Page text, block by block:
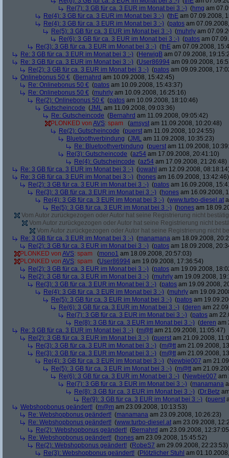
Re(7): 3 GB für ca. 3 EUR im Monat bei 3 :-) (hmg am
Re(4): 3 GB für ca. 3 EUR im Monat bei 3 :-) (thE am 07.09.2008,
Re(4): 3 GB für ca. 3 EUR im Monat bei 3 :-) (patos am
Re(5): 3 GB für ca. 3 EUR im Monat bei 3 :-) (muhrly am
Re(6): 3 GB für ca. 3 EUR im Monat bei 3 :-) (patos am
Re(3): 3 GB für ca. 3 EUR im Monat bei 3 :-) (thE am 07.09.2008,
Re: 3 GB für ca. 3 EUR im Monat bei 3 :-) (HerwigB am 07.09.2008,
Re: 3 GB für ca. 3 EUR im Monat bei 3 :-) (User86994 am 09.09.2008,
Re(2): 3 GB für ca. 3 EUR im Monat bei 3 :-) (patos am 09.09.2008,
Onlinebonus 50 € (Bernahrd am 10.09.2008, 15:42:45)
Re: Onlinebonus 50 € (patos am 10.09.2008, 15:43:37)
Re: Onlinebonus 50 € (muhrly am 10.09.2008, 16:25:16)
Re(2): Onlinebonus 50 € (patos am 10.09.2008, 18:10:46)
Gutscheincode (JML am 11.09.2008, 09:03:36)
Re: Gutscheincode (Bernahrd am 11.09.2008, 09:05:42)
PLONKED von AVS: spam (amsyst am 11.09.2008, 10:20:48)
Re(2): Gutscheincode (puerst am 11.09.2008, 10:24:55)
Bluetoothverbindung (JML am 11.09.2008, 10:35:23)
Re: Bluetoothverbindung (puerst am 11.09.2008,
Re(3): Gutscheincode (az54 am 17.09.2008, 20:41:10)
Re(4): Gutscheincode (az54 am 17.09.2008, 21:26:48)
Re: 3 GB für ca. 3 EUR im Monat bei 3 :-) (jowahl am 12.09.2008,
Re: 3 GB für ca. 3 EUR im Monat bei 3 :-) (hones am 16.09.2008, 13:42:46)
Re(2): 3 GB für ca. 3 EUR im Monat bei 3 :-) (patos am 16.09.2008,
Re(3): 3 GB für ca. 3 EUR im Monat bei 3 :-) (hones am 16.09.2008,
Re(4): 3 GB für ca. 3 EUR im Monat bei 3 :-) (www.turbo-diesel.at
Re(5): 3 GB für ca. 3 EUR im Monat bei 3 :-) (hones am
Vom Autor zurückgezogen oder Autor hat seine Registrierung nicht
Vom Autor zurückgezogen oder Autor hat seine Registrierung nicht
Vom Autor zurückgezogen oder Autor hat seine Registrierung nicht
Re: 3 GB für ca. 3 EUR im Monat bei 3 :-) (manamana am 18.09.2008,
Re(2): 3 GB für ca. 3 EUR im Monat bei 3 :-) (patos am 18.09.2008,
PLONKED von AVS: spam (mono1 am 18.09.2008, 20:57:03)
PLONKED von AVS: spam (User86994 am 19.09.2008, 17:36:54)
Re(2): 3 GB für ca. 3 EUR im Monat bei 3 :-) (patos am 19.09.2008,
Re(2): 3 GB für ca. 3 EUR im Monat bei 3 :-) (muhrly am 19.09.2008,
Re(3): 3 GB für ca. 3 EUR im Monat bei 3 :-) (patos am 19.09.2008,
Re(4): 3 GB für ca. 3 EUR im Monat bei 3 :-) (muhrly am
Re(5): 3 GB für ca. 3 EUR im Monat bei 3 :-) (patos am
Re(6): 3 GB für ca. 3 EUR im Monat bei 3 :-) (deren am
Re(7): 3 GB für ca. 3 EUR im Monat bei 3 :-) (patos am
Re(8): 3 GB für ca. 3 EUR im Monat bei 3 :-) (deren am
Re: 3 GB für ca. 3 EUR im Monat bei 3 :-) (m@tt am 21.09.2008, 11:05:47)
Re(2): 3 GB für ca. 3 EUR im Monat bei 3 :-) (puerst am 21.09.2008,
Re(3): 3 GB für ca. 3 EUR im Monat bei 3 :-) (m@tt am 21.09.2008,
Re(3): 3 GB für ca. 3 EUR im Monat bei 3 :-) (m@tt am 21.09.2008,
Re(4): 3 GB für ca. 3 EUR im Monat bei 3 :-) (Newbie007 am
Re(5): 3 GB für ca. 3 EUR im Monat bei 3 :-) (m@tt am
Re(6): 3 GB für ca. 3 EUR im Monat bei 3 :-) (Newbie007 am
Re(7): 3 GB für ca. 3 EUR im Monat bei 3 :-) (manamana
Re(8): 3 GB für ca. 3 EUR im Monat bei 3 :-) (Dr.Betz
Re(9): 3 GB für ca. 3 EUR im Monat bei 3 :-) (puerst
Webshopbonus geändert! (m@m am 23.09.2008, 10:13:53)
Re: Webshopbonus geändert! (manamana am 23.09.2008, 10:26:23)
Re: Webshopbonus geändert! (www.turbo-diesel.at am 23.09.2008,
Re(2): Webshopbonus geändert! (Bernahrd am 23.09.2008,
Re: Webshopbonus geändert! (hones am 23.09.2008, 15:45:52)
Re(2): Webshopbonus geändert! (RobeS7 am 29.09.2008, 22:23:53)
Re(3): Webshopbonus geändert! (Plötzlicher Stuhl am